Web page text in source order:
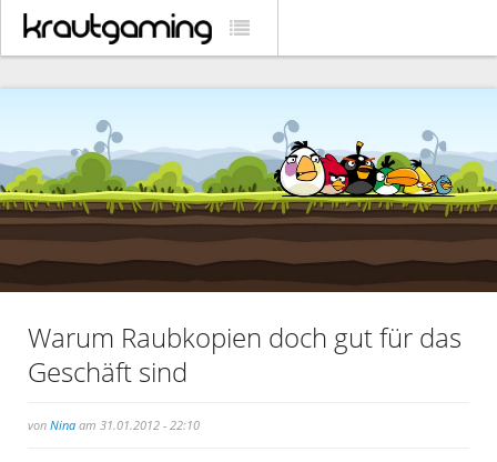
Warum Raubkopien doch gut für das
Geschäft sind
von Nina am 31.01.2012 - 22:10